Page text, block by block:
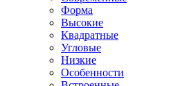
Форма
Высокие
Квадратные
Угловые
Низкие
Особенности